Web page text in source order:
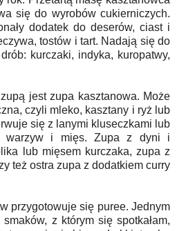
się do wyrobów cukierniczych.
dodatek do deserów, ciast i
tostów i tart. Nadają się do
kurczaki, indyka, kuropatwy,
jest zupa kasztanowa. Może
czyli mleko, kasztany i ryż lub
się z lanymi kluseczkami lub
warzyw i mięs. Zupa z dyni i
lub mięsem kurczaka, zupa z
też ostra zupa z dodatkiem curry
przygotowuje się puree. Jednym
z którym się spotkałam,